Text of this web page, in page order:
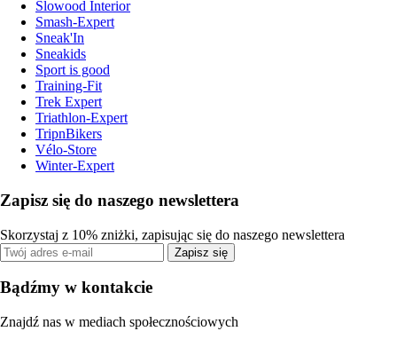
Slowood Interior
Smash-Expert
Sneak'In
Sneakids
Sport is good
Training-Fit
Trek Expert
Triathlon-Expert
TripnBikers
Vélo-Store
Winter-Expert
Zapisz się do naszego newslettera
Skorzystaj z 10% zniżki, zapisując się do naszego newslettera
Zapisz się
Bądźmy w kontakcie
Znajdź nas w mediach społecznościowych